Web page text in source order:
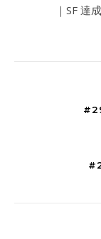
｜SF 達